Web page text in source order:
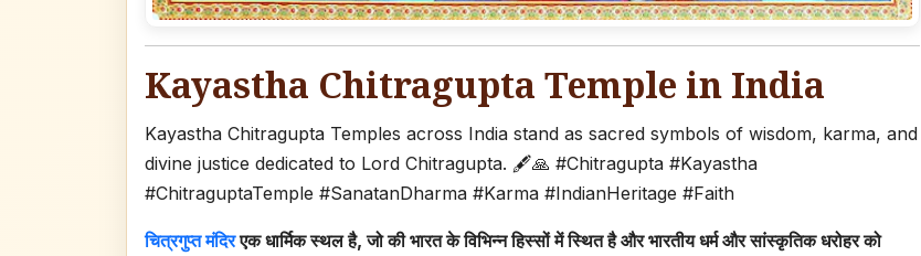
Kayastha Chitragupta Temple in India
Kayastha Chitragupta Temples across India stand as sacred symbols of wisdom, karma, and
divine justice dedicated to Lord Chitragupta. 🖋️🙏 #Chitragupta #Kayastha
#ChitraguptaTemple #SanatanDharma #Karma #IndianHeritage #Faith
चित्रगुप्त मंदिरएक धार्मिक स्थल है, जो की भारत के विभिन्न हिस्सों में स्थित है और भारतीय धर्म और सांस्कृतिक धरोहर को